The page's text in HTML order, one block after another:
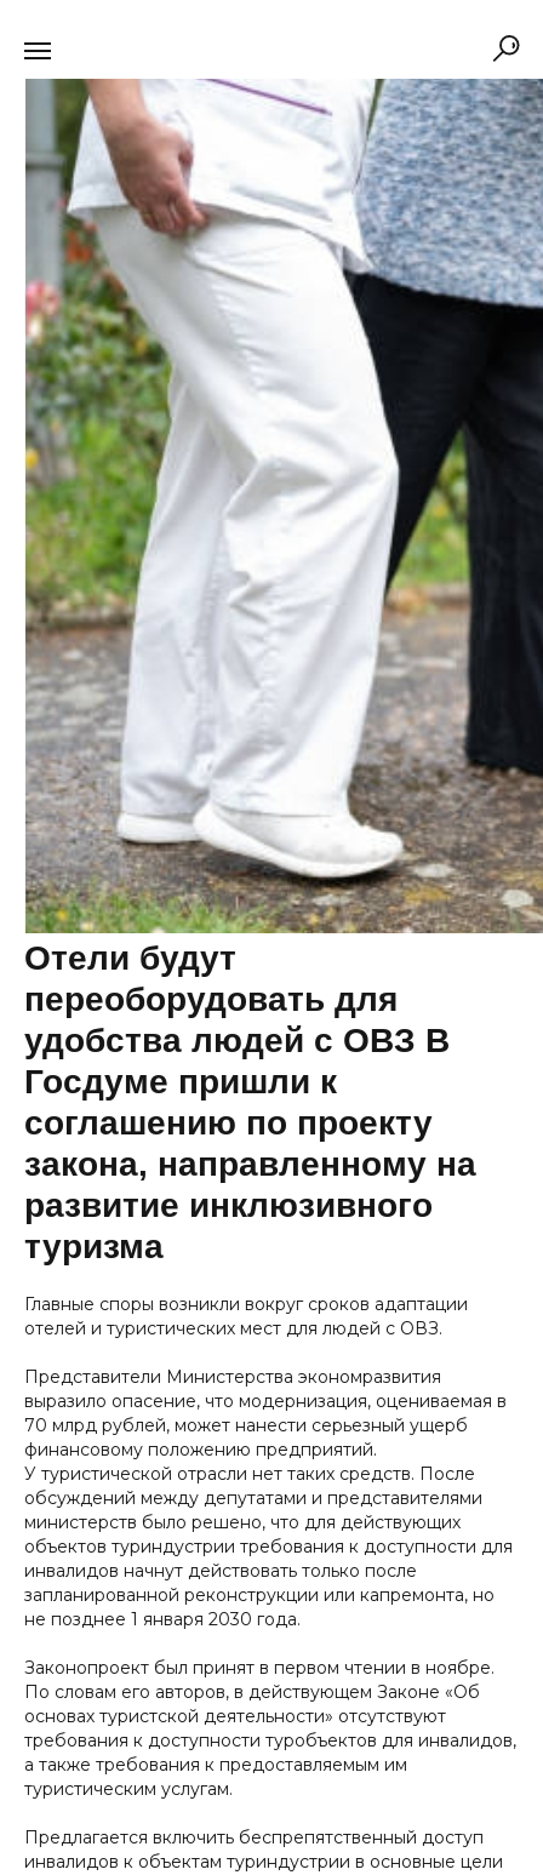
Отели будут
переоборудовать для
удобства людей с ОВЗ В
Госдуме пришли к
соглашению по проекту
закона, направленному на
развитие инклюзивного
туризма
Главные споры возникли вокруг сроков адаптации
отелей и туристических мест для людей с ОВЗ.
Представители Министерства экономразвития
выразило опасение, что модернизация, оцениваемая в
70 млрд рублей, может нанести серьезный ущерб
финансовому положению предприятий.
У туристической отрасли нет таких средств. После
обсуждений между депутатами и представителями
министерств было решено, что для действующих
объектов туриндустрии требования к доступности для
инвалидов начнут действовать только после
запланированной реконструкции или капремонта, но
не позднее 1 января 2030 года.
Законопроект был принят в первом чтении в ноябре.
По словам его авторов, в действующем Законе «Об
основах туристской деятельности» отсутствуют
требования к доступности туробъектов для инвалидов,
а также требования к предоставляемым им
туристическим услугам.
Предлагается включить беспрепятственный доступ
инвалидов к объектам туриндустрии в основные цели